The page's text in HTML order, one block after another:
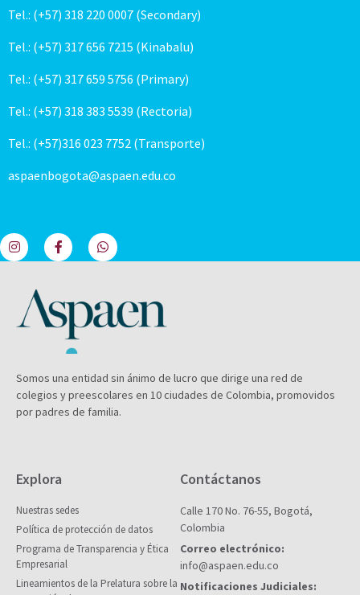
Tel.: (+57) 318 220 0007 (Secondary)
Tel.: (+57) 317 656 7215 (Kinabalu)
Tel.: (+57) 317 659 5756 (Primary)
Tel.: (+57) 318 383 5539 (Rectoria)
Tel.: (+57)316 023 7752 (Transporte)
aspaenbogota@aspaen.edu.co
Somos una entidad sin ánimo de lucro que dirige una red de
colegios y preescolares en 10 ciudades de Colombia, promovidos
por padres de familia.
Explora
Nuestras sedes
Política de protección de datos
Programa de Transparencia y Ética
Empresarial
Lineamientos de la Prelatura sobre la
Contáctanos
Calle 170 No. 76-55, Bogotá,
Colombia
Correo electrónico:
info@aspaen.edu.co
Notificaciones Judiciales: